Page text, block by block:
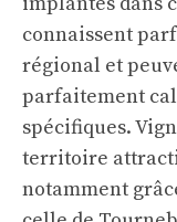
connaissent
régional et
parfaitement
spécifiques.
territoire
notamment